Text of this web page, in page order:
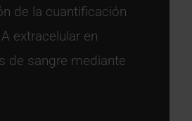
de la cuantificación
extracelular en
de sangre mediante